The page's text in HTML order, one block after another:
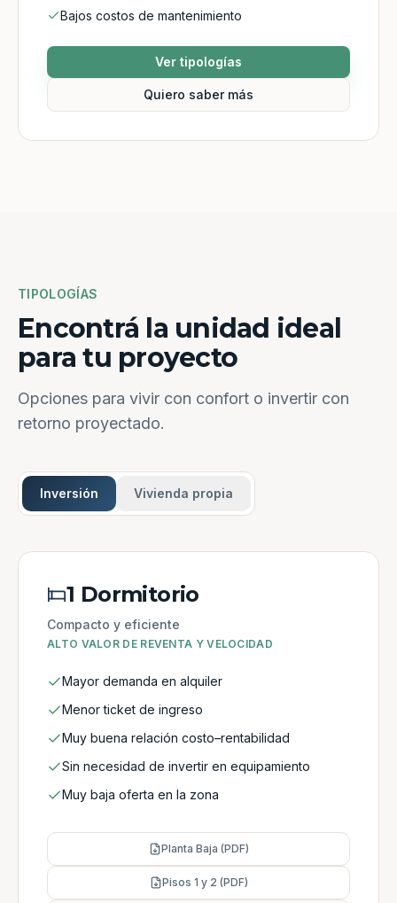
Bajos costos de mantenimiento
Ver tipologías
Quiero saber más
TIPOLOGÍAS
Encontrá la unidad ideal
para tu proyecto
Opciones para vivir con confort o invertir con
retorno proyectado.
Inversión Vivienda propia
1 Dormitorio
Compacto y eficiente
ALTO VALOR DE REVENTA Y VELOCIDAD
Mayor demanda en alquiler
Menor ticket de ingreso
Muy buena relación costo–rentabilidad
Sin necesidad de invertir en equipamiento
Muy baja oferta en la zona
Planta Baja (PDF)
Pisos 1 y 2 (PDF)